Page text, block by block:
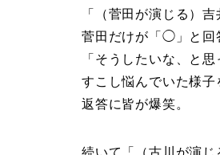
「（菅田が演じる）
菅田だけが「◯」と回
「そうしたいな、と
すこし悩んでいた様
返答に皆が爆笑。
続いて「（古川が演